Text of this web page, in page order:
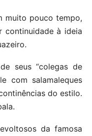
muito pouco tempo,
continuidade à ideia
seus “colegas de
com salamaleques
do estilo.
da famosa